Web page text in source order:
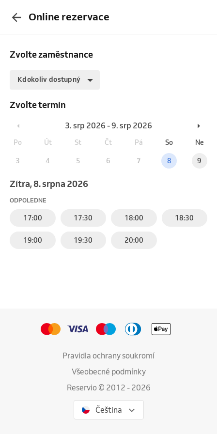
Online rezervace
Zvolte zaměstnance
Kdokoliv dostupný
Zvolte termín
3. srp 2026 - 9. srp 2026
Po Út St Čt Pá So Ne
3 4 5 6 7 8 9
Zítra, 8. srpna 2026
ODPOLEDNE
17:00 17:30 18:00 18:30
19:00 19:30 20:00
Pravidla ochrany soukromí
Všeobecné podmínky
Reservio © 2012 - 2026
Čeština